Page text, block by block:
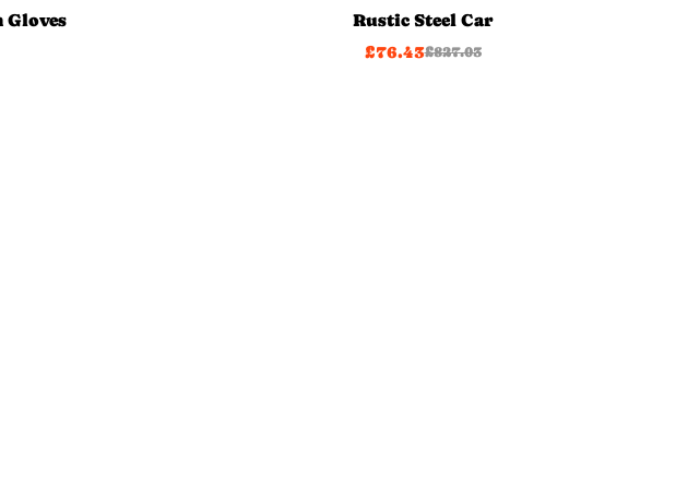
Gloves
Rustic Steel Car
£827.03
£76.43